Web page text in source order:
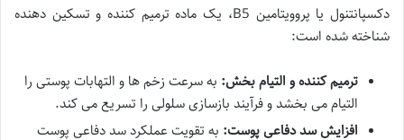
دکسپانتنول یا پروویتامین B5، یک ماده ترمیم کننده و تسکین دهنده
شناخته شده است:
ترمیم کننده و التیام بخش: به سرعت زخم ها و التهابات پوستی را
التیام می بخشد و فرآیند بازسازی سلولی را تسریع می کند.
افزایش سد دفاعی پوست: به تقویت عملکرد سد دفاعی پوست